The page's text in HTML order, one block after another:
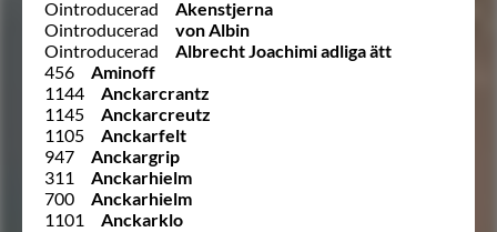
Ointroducerad
Akenstjerna
Ointroducerad
von Albin
Ointroducerad
Albrecht Joachimi adliga ätt
456
Aminoff
1144
Anckarcrantz
1145
Anckarcreutz
1105
Anckarfelt
947
Anckargrip
311
Anckarhielm
700
Anckarhielm
1101
Anckarklo